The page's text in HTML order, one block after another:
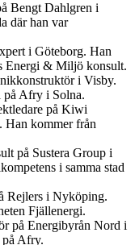
Bengt Dahlgren i
där han var
i Göteborg. Han
Energi & Miljö konsult.
i Visby.
på Afry i Solna.
på Kiwi
Han kommer från
på Sustera Group i
i samma stad
Rejlers i Nyköping.
Fjällenergi.
på Energibyrån Nord i
Afry.